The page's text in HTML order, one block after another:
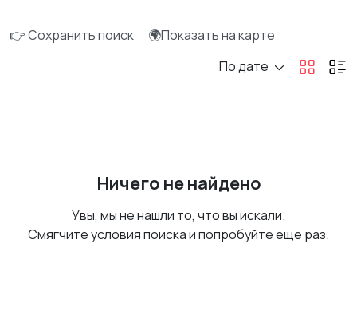
👉 Сохранить поиск
🌍Показать на карте
По дате
Ничего не найдено
Увы, мы не нашли то, что вы искали.
Смягчите условия поиска и попробуйте еще раз.